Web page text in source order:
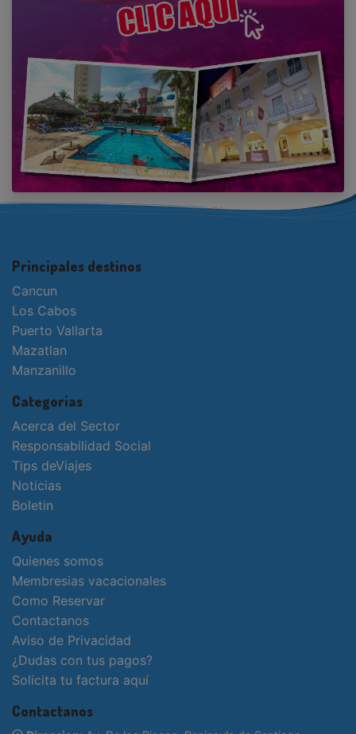
Principales destinos
Cancun
Los Cabos
Puerto Vallarta
Mazatlan
Manzanillo
Categorias
Acerca del Sector
Responsabilidad Social
Tips deViajes
Noticias
Boletin
Ayuda
Quienes somos
Membresias vacacionales
Como Reservar
Contactanos
Aviso de Privacidad
¿Dudas con tus pagos?
Solicita tu factura aquí
Contactanos